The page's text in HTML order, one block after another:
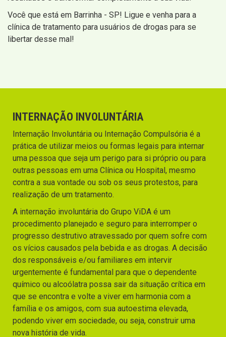
Você que está em Barrinha - SP! Ligue e venha para a
clínica de tratamento para usuários de drogas para se
libertar desse mal!
INTERNAÇÃO INVOLUNTÁRIA
Internação Involuntária ou Internação Compulsória é a
prática de utilizar meios ou formas legais para internar
uma pessoa que seja um perigo para si próprio ou para
outras pessoas em uma Clínica ou Hospital, mesmo
contra a sua vontade ou sob os seus protestos, para
realização de um tratamento.
A internação involuntária do Grupo ViDA é um
procedimento planejado e seguro para interromper o
progresso destrutivo atravessado por quem sofre com
os vícios causados pela bebida e as drogas. A decisão
dos responsáveis e/ou familiares em intervir
urgentemente é fundamental para que o dependente
químico ou alcoólatra possa sair da situação crítica em
que se encontra e volte a viver em harmonia com a
família e os amigos, com sua autoestima elevada,
podendo viver em sociedade, ou seja, construir uma
nova história de vida.